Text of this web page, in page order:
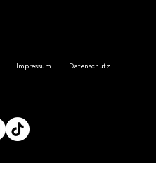
Impressum Datenschutz